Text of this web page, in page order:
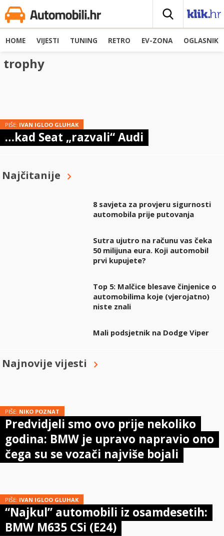
HOME VIJESTI TUNING RETRO EV-ZONA OGLASNIK
trophy
PIŠE: IVAN IGLOO GLUHAK
…kad Seat „razvali“ Audi
Najčitanije
8 savjeta za provjeru sigurnosti
automobila prije putovanja
Sutra ujutro na računu vas čeka
50 milijuna eura. Koji automobil
prvi kupujete?
Top 5: Malčice blesave činjenice o
automobilima koje (vjerojatno)
niste znali
Mali podsjetnik na Dodge Viper
Najnovije vijesti
PIŠE: NIKO POZNAT
Predvidjeli smo ovo prije nekoliko
godina: BMW je upravo napravio ono
čega su se vozači najviše bojali
PIŠE: IVAN IGLOO GLUHAK
“Najkul” automobili iz osamdesetih:
BMW M635 CSi (E24)